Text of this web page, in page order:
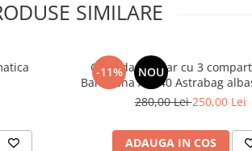
SIMILARE
-11% NOU
Ghiozdan școlar cu 3
Barcelona
280,00 Lei250,00 Lei
ADAUGA IN COS